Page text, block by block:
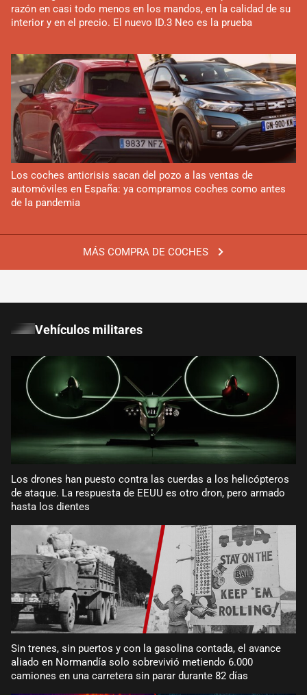
MÁS COMPRA DE COCHES
razón en casi todo menos en los mandos, en la calidad de su
interior y en el precio. El nuevo ID.3 Neo es la prueba
Los coches anticrisis sacan del pozo a las ventas de
automóviles en España: ya compramos coches como antes
de la pandemia
Vehículos militares
Los drones han puesto contra las cuerdas a los helicópteros
de ataque. La respuesta de EEUU es otro dron, pero armado
hasta los dientes
Sin trenes, sin puertos y con la gasolina contada, el avance
aliado en Normandía solo sobrevivió metiendo 6.000
camiones en una carretera sin parar durante 82 días